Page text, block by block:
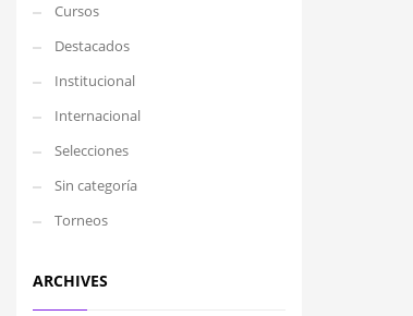
Cursos
Destacados
Institucional
Internacional
Selecciones
Sin categoría
Torneos
ARCHIVES